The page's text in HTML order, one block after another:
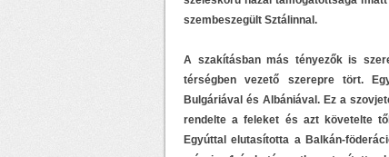
szembeszegült Sztálinnal.
A szakításban más tényezők is
térségben vezető szerepre tört.
Bulgáriával és Albániával. Ez a
rendelte a feleket és azt követelte
Egyúttal elutasította a Balkán-